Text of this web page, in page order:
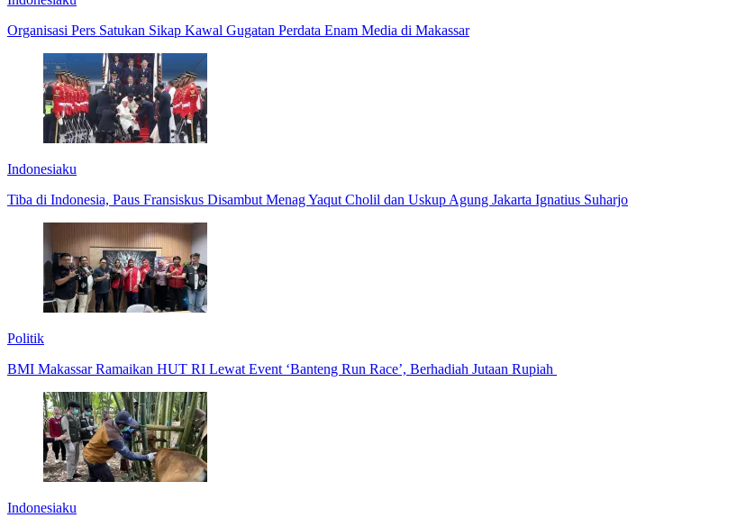
Organisasi Pers Satukan Sikap Kawal Gugatan Perdata Enam Media di Makassar
Indonesiaku
Tiba di Indonesia, Paus Fransiskus Disambut Menag Yaqut Cholil dan Uskup Agung Jakarta Ignatius Suharjo
Politik
BMI Makassar Ramaikan HUT RI Lewat Event ‘Banteng Run Race’, Berhadiah Jutaan Rupiah
Indonesiaku